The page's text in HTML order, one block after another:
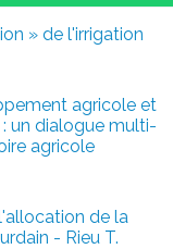
» de l'irrigation
agricole et
un dialogue multi-
agricole
de la
- Rieu T.